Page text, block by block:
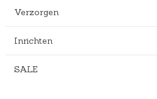
Verzorgen
Inrichten
SALE